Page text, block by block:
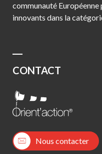
communauté
innovants dans la
CONTACT
Nous contacter